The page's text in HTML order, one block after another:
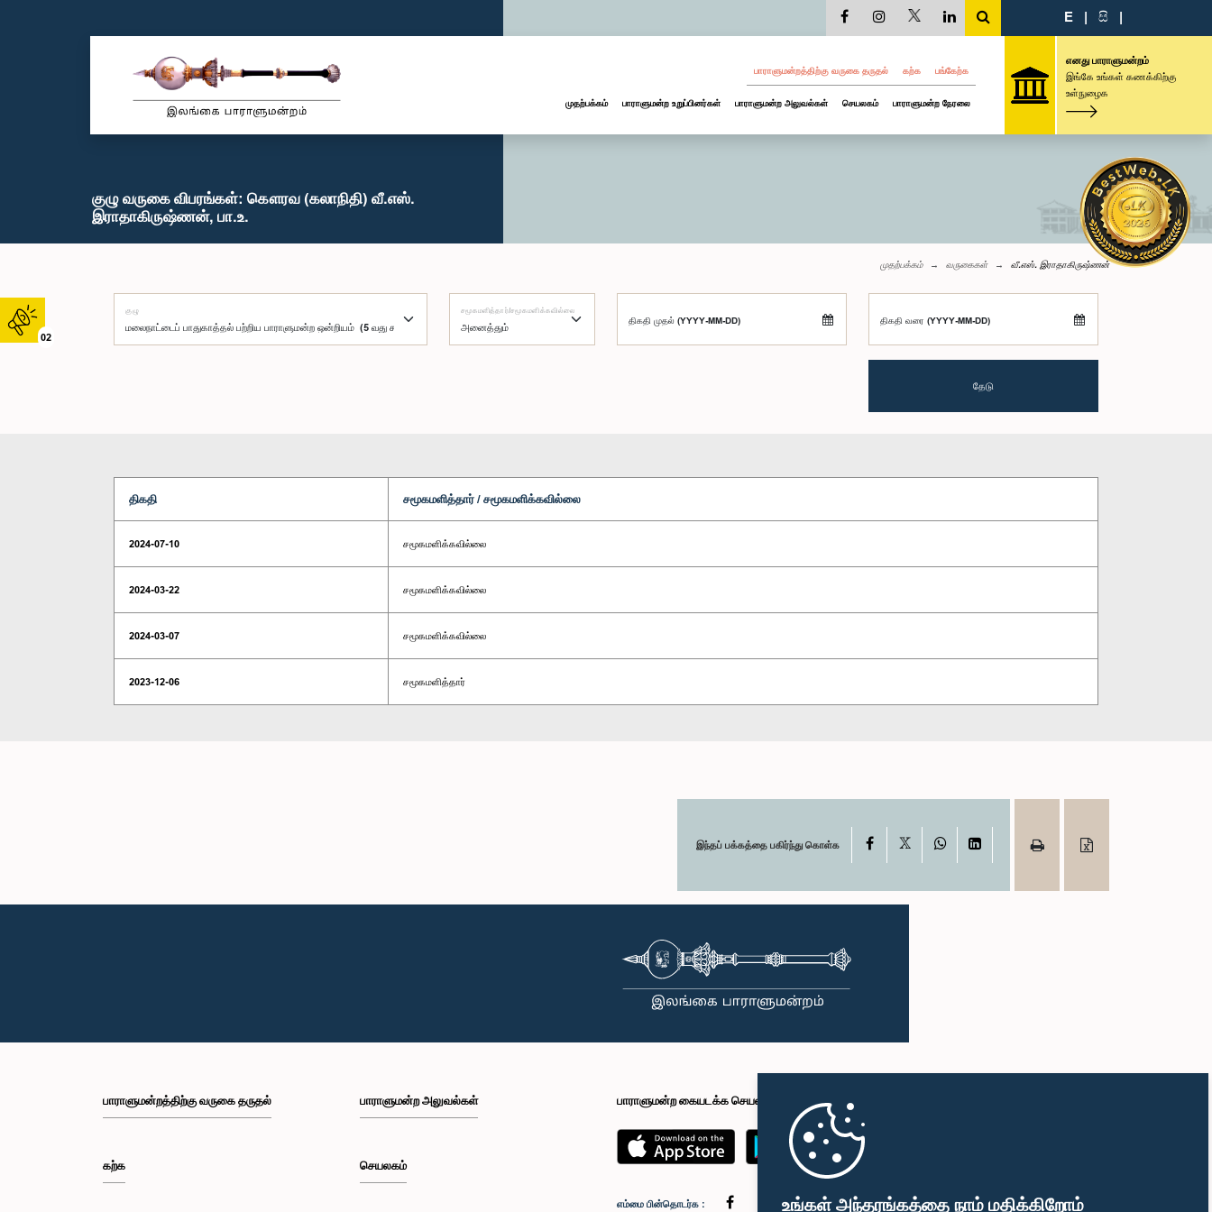
உங்கள் அந்தரங்கத்தை நாம் மதிக்கிறோம்
02
E | සි |
பாராளுமன்றத்திற்கு வருகை தருதல் கற்க பங்கேற்க
முதற்பக்கம் பாராளுமன்ற உறுப்பினர்கள் பாராளுமன்ற அலுவல்கள் செயலகம் பாராளுமன்ற நேரலை
எனது பாராளுமன்றம்
இங்கே உங்கள் கணக்கிற்கு
உள்நுழைக
குழு வருகை விபரங்கள்: கௌரவ (கலாநிதி) வீ.எஸ்.
இராதாகிருஷ்ணன், பா.உ.
முதற்பக்கம் வருகைகள் வீ.எஸ். இராதாகிருஷ்ணன்
குழு சமூகமளித்தார்/சமூகமளிக்கவில்லை
திகதி முதல் (YYYY-MM-DD) திகதி வரை (YYYY-MM-DD)
தேடு
திகதி சமூகமளித்தார் / சமூகமளிக்கவில்லை
2024-07-10 சமூகமளிக்கவில்லை
2024-03-22 சமூகமளிக்கவில்லை
2024-03-07 சமூகமளிக்கவில்லை
2023-12-06 சமூகமளித்தார்
இந்தப் பக்கத்தை பகிர்ந்து கொள்க Facebook WhatsAppLinkedIn
பாராளுமன்றத்திற்கு வருகை தருதல்
கற்க
பாராளுமன்ற அலுவல்கள்
செயலகம்
பாராளுமன்ற கையடக்க செயலி
எம்மை பின்தொடர்க :